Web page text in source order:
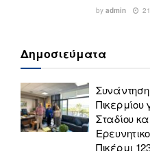
by admin
Δημοσιεύματα
Σταδίου
Πικέρμι